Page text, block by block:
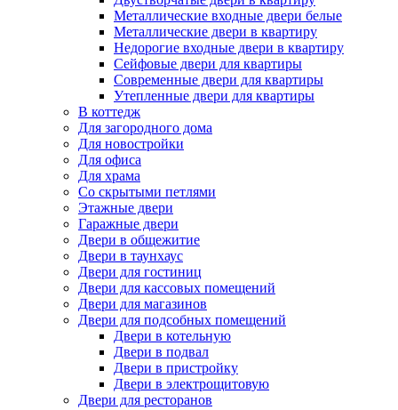
Металлические входные двери белые
Металлические двери в квартиру
Недорогие входные двери в квартиру
Сейфовые двери для квартиры
Современные двери для квартиры
Утепленные двери для квартиры
В коттедж
Для загородного дома
Для новостройки
Для офиса
Для храма
Со скрытыми петлями
Этажные двери
Гаражные двери
Двери в общежитие
Двери в таунхаус
Двери для гостиниц
Двери для кассовых помещений
Двери для магазинов
Двери для подсобных помещений
Двери в котельную
Двери в подвал
Двери в пристройку
Двери в электрощитовую
Двери для ресторанов